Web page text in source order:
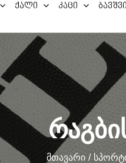
ქალი კაცი ბავშვი
Მთავარი